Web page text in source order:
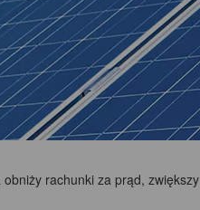
rachunki za prąd, zwiększy